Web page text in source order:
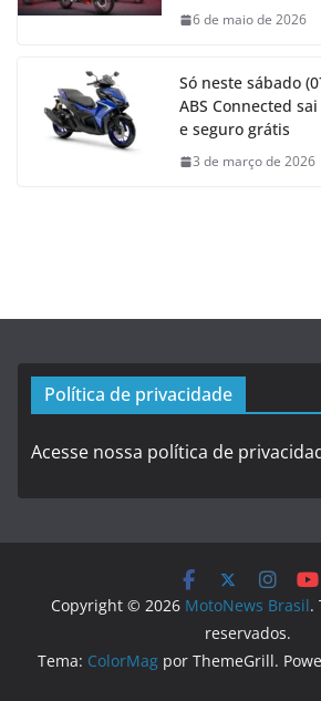
6 de maio de 2026
Só neste sábado
ABS Connected
e seguro grátis
3 de março de 2026
Política de privacidade
Acesse nossa política de
Copyright © 2026 MotoNews Brasil.
reservados.
Tema: ColorMag por ThemeGrill.